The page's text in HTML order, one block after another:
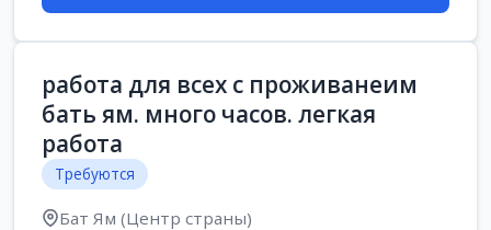
работа для всех с проживанеим
бать ям. много часов. легкая
работа
Требуются
Бат Ям (Центр страны)